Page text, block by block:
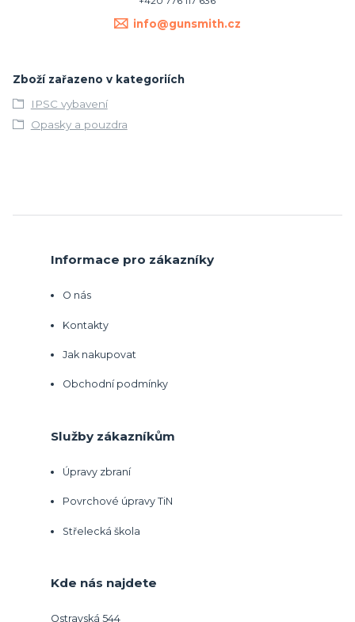
info@gunsmith.cz
Zboží zařazeno v kategoriích
IPSC vybavení
Opasky a pouzdra
Informace pro zákazníky
O nás
Kontakty
Jak nakupovat
Obchodní podmínky
Služby zákazníkům
Úpravy zbraní
Povrchové úpravy TiN
Střelecká škola
Kde nás najdete
Ostravská 544